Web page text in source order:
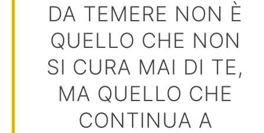
DA TEMERE NON È
QUELLO CHE NON
SI CURA MAI DI TE,
MA QUELLO CHE
CONTINUA A